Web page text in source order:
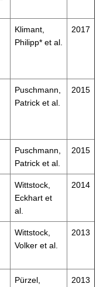
Klimant,
Philipp* et al.
2017
Puschmann,
Patrick et al.
2015
Puschmann,
Patrick et al.
2015
Wittstock,
Eckhart et
al.
2014
Wittstock,
Volker et al.
2013
Pürzel,
2013